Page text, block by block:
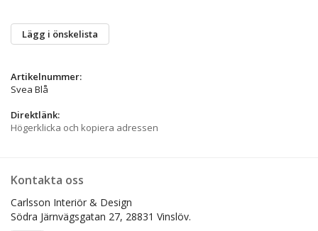
Lägg i önskelista
Artikelnummer:
Svea Blå
Direktlänk:
Högerklicka och kopiera adressen
Kontakta oss
Carlsson Interiör & Design
Södra Järnvägsgatan 27, 28831 Vinslöv.